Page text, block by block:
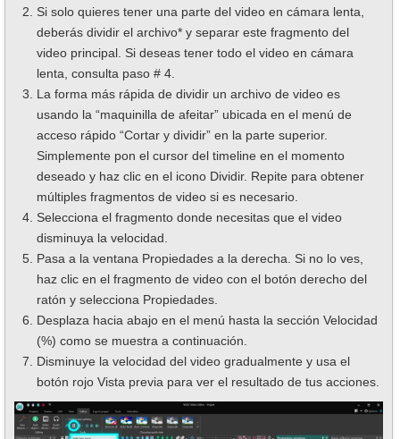
Si solo quieres tener una parte del video en cámara lenta,
deberás dividir el archivo* y separar este fragmento del
video principal. Si deseas tener todo el video en cámara
lenta, consulta paso # 4.
La forma más rápida de dividir un archivo de video es
usando la “maquinilla de afeitar” ubicada en el menú de
acceso rápido “Cortar y dividir” en la parte superior.
Simplemente pon el cursor del timeline en el momento
deseado y haz clic en el icono Dividir. Repite para obtener
múltiples fragmentos de video si es necesario.
Selecciona el fragmento donde necesitas que el video
disminuya la velocidad.
Pasa a la ventana Propiedades a la derecha. Si no lo ves,
haz clic en el fragmento de video con el botón derecho del
ratón y selecciona Propiedades.
Desplaza hacia abajo en el menú hasta la sección Velocidad
(%) como se muestra a continuación.
Disminuye la velocidad del video gradualmente y usa el
botón rojo Vista previa para ver el resultado de tus acciones.